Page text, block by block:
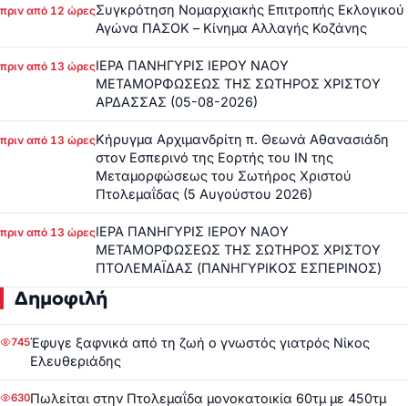
πριν από 12 ώρεςΣυγκρότηση Νομαρχιακής Επιτροπής Εκλογικού
Αγώνα ΠΑΣΟΚ – Κίνημα Αλλαγής Κοζάνης
πριν από 13 ώρεςΙΕΡΑ ΠΑΝΗΓΥΡΙΣ ΙΕΡΟΥ ΝΑΟΥ
ΜΕΤΑΜΟΡΦΩΣΕΩΣ ΤΗΣ ΣΩΤΗΡΟΣ ΧΡΙΣΤΟΥ
ΑΡΔΑΣΣΑΣ (05-08-2026)
πριν από 13 ώρεςΚήρυγμα Αρχιμανδρίτη π. Θεωνά Αθανασιάδη
στον Εσπερινό της Εορτής του ΙΝ της
Μεταμορφώσεως του Σωτήρος Χριστού
Πτολεμαΐδας (5 Αυγούστου 2026)
πριν από 13 ώρεςΙΕΡΑ ΠΑΝΗΓΥΡΙΣ ΙΕΡΟΥ ΝΑΟΥ
ΜΕΤΑΜΟΡΦΩΣΕΩΣ ΤΗΣ ΣΩΤΗΡΟΣ ΧΡΙΣΤΟΥ
ΠΤΟΛΕΜΑΪΔΑΣ (ΠΑΝΗΓΥΡΙΚΟΣ ΕΣΠΕΡΙΝΟΣ)
Δημοφιλή
745Έφυγε ξαφνικά από τη ζωή ο γνωστός γιατρός Νίκος
Ελευθεριάδης
630Πωλείται στην Πτολεμαΐδα μονοκατοικία 60τμ με 450τμ